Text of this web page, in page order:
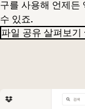
구를 사용해 언제든
수 있죠.
파일 공유 살펴보기